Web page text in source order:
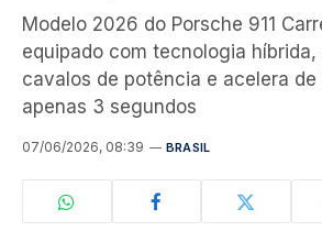
Modelo 2026 do Porsche 911
equipado com tecnologia híbrida,
cavalos de potência e acelera
apenas 3 segundos
07/06/2026, 08:39 BRASIL